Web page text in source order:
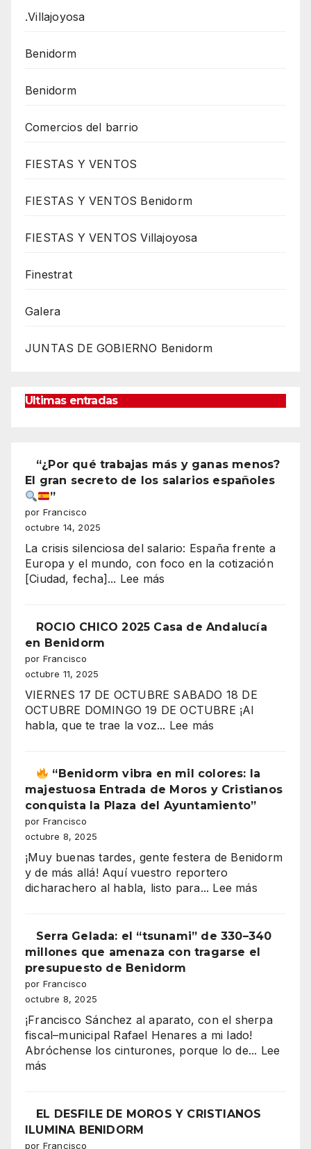
.Villajoyosa
Benidorm
Benidorm
Comercios del barrio
FIESTAS Y VENTOS
FIESTAS Y VENTOS Benidorm
FIESTAS Y VENTOS Villajoyosa
Finestrat
Galera
JUNTAS DE GOBIERNO Benidorm
Ultimas entradas
“¿Por qué trabajas más y ganas menos?
El gran secreto de los salarios españoles
”
por Francisco
octubre 14, 2025
La crisis silenciosa del salario: España frente a
Europa y el mundo, con foco en la cotización
[Ciudad, fecha]... Lee más
trabajas
El
gran
secreto
salarios
españoles
ROCIO CHICO 2025 Casa de Andalucía
en Benidorm
por Francisco
octubre 11, 2025
VIERNES 17 DE OCTUBRE SABADO 18 DE
OCTUBRE DOMINGO 19 DE OCTUBRE ¡Al
habla, que te trae la voz... Lee más
2025
Casa
de
“Benidorm vibra en mil colores: la
majestuosa Entrada de Moros y Cristianos
conquista la Plaza del Ayuntamiento”
por Francisco
octubre 8, 2025
¡Muy buenas tardes, gente festera de Benidorm
y de más allá! Aquí vuestro reportero
dicharachero al habla, listo para... Lee más:
vibra
en
Entrada
Moros
la
Serra Gelada: el “tsunami” de 330–340
millones que amenaza con tragarse el
presupuesto de Benidorm
por Francisco
octubre 8, 2025
¡Francisco Sánchez al aparato, con el sherpa
fiscal–municipal Rafael Henares a mi lado!
Abróchense los cinturones, porque lo de... Lee
más
el
“tsunami”
de
EL DESFILE DE MOROS Y CRISTIANOS
ILUMINA BENIDORM
por Francisco